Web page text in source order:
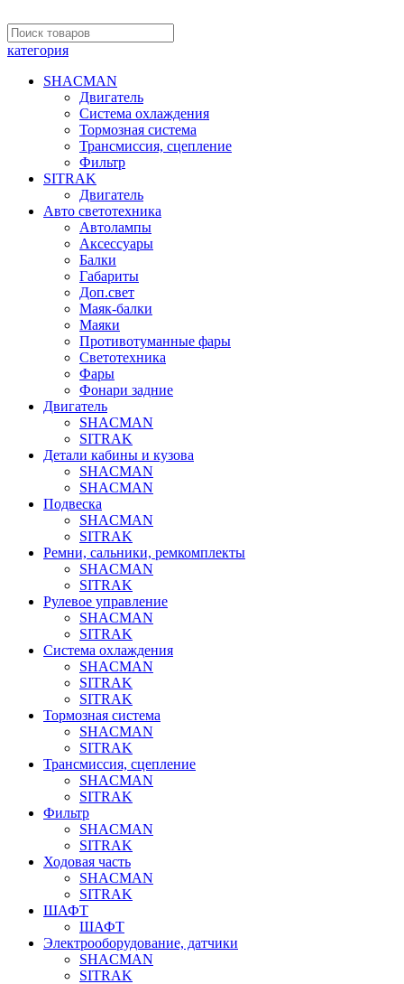
категория
SHACMAN
Двигатель
Система охлаждения
Тормозная система
Трансмиссия, сцепление
Фильтр
SITRAK
Двигатель
Авто светотехника
Автолампы
Аксессуары
Балки
Габариты
Доп.свет
Маяк-балки
Маяки
Противотуманные фары
Светотехника
Фары
Фонари задние
Двигатель
SHACMAN
SITRAK
Детали кабины и кузова
SHACMAN
SHACMAN
Подвеска
SHACMAN
SITRAK
Ремни, сальники, ремкомплекты
SHACMAN
SITRAK
Рулевое управление
SHACMAN
SITRAK
Система охлаждения
SHACMAN
SITRAK
SITRAK
Тормозная система
SHACMAN
SITRAK
Трансмиссия, сцепление
SHACMAN
SITRAK
Фильтр
SHACMAN
SITRAK
Ходовая часть
SHACMAN
SITRAK
ШАФТ
ШАФТ
Электрооборудование, датчики
SHACMAN
SITRAK